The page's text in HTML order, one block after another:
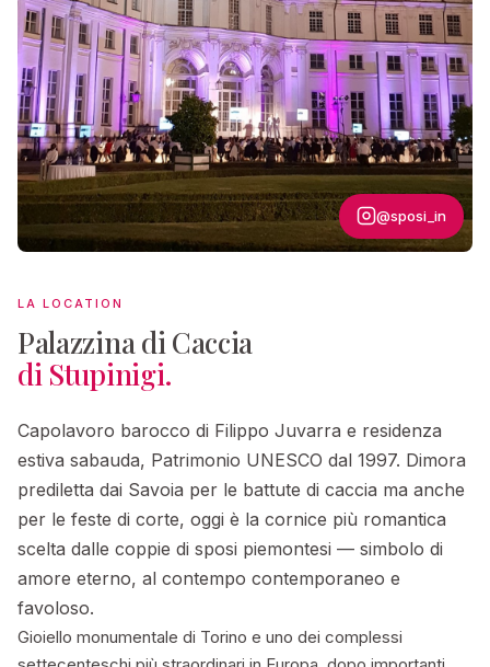
@sposi_in
LA LOCATION
Palazzina di Caccia
di Stupinigi.
Capolavoro barocco di Filippo Juvarra e residenza
estiva sabauda, Patrimonio UNESCO dal 1997. Dimora
prediletta dai Savoia per le battute di caccia ma anche
per le feste di corte, oggi è la cornice più romantica
scelta dalle coppie di sposi piemontesi — simbolo di
amore eterno, al contempo contemporaneo e
favoloso.
Gioiello monumentale di Torino e uno dei complessi